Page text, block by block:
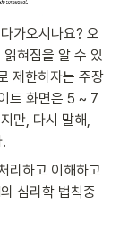
가오시나요? 오
혀짐을 알 수 있
제한하자는 주장
트 화면은 5 ~ 7
만, 다시 말해,
리하고 이해하고
심리학 법칙중